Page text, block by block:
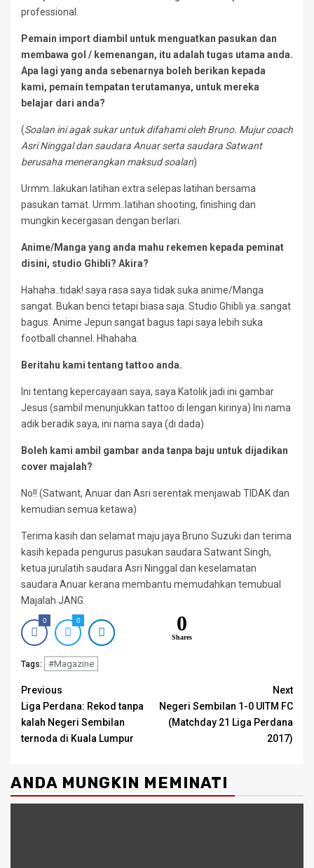
professional.
Pemain import diambil untuk menguatkan pasukan dan
membawa gol / kemenangan, itu adalah tugas utama anda.
Apa lagi yang anda sebenarnya boleh berikan kepada
kami, pemain tempatan terutamanya, untuk mereka
belajar dari anda?
(Soalan ini agak sukar untuk difahami oleh Bruno. Mujur coach
Asri Ninggal dan saudara Anuar serta saudara Satwant
berusaha menerangkan maksud soalan)
Urmm..lakukan latihan extra selepas latihan bersama
pasukan tamat. Urmm..latihan shooting, finishing dan
mungkin kecergasan dengan berlari.
Anime/Manga yang anda mahu rekemen kepada peminat
disini, studio Ghibli? Akira?
Hahaha..tidak! saya rasa saya tidak suka anime/Manga
sangat. Bukan benci tetapi biasa saja. Studio Ghibli ya..sangat
bagus. Anime Jepun sangat bagus tapi saya lebih suka
football channel. Hhahaha.
Beritahu kami tentang tattoo anda.
Ini tentang kepercayaan saya, saya Katolik jadi ini gambar
Jesus (sambil menunjukkan tattoo di lengan kirinya) Ini nama
adik beradik saya, ini nama saya (di dada)
Boleh kami ambil gambar anda tanpa baju untuk dijadikan
cover majalah?
No!! (Satwant, Anuar dan Asri serentak menjawab TIDAK dan
kemudian semua ketawa)
Terima kasih dan selamat maju jaya Bruno Suzuki dan terima
kasih kepada pengurus pasukan saudara Satwant Singh,
ketua jurulatih saudara Asri Ninggal dan keselamatan
saudara Anuar kerana membantu memudahkan temubual
Majalah JANG.
0 0 0
Shares
Tags: #Magazine
Continue
Reading
Previous
Liga Perdana: Rekod tanpa
kalah Negeri Sembilan
ternoda di Kuala Lumpur
Next
Negeri Sembilan 1-0 UITM FC
(Matchday 21 Liga Perdana
2017)
ANDA MUNGKIN MEMINATI